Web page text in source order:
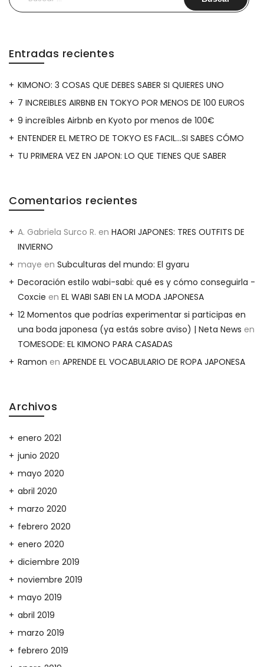
Entradas recientes
KIMONO: 3 COSAS QUE DEBES SABER SI QUIERES UNO
7 INCREIBLES AIRBNB EN TOKYO POR MENOS DE 100 EUROS
9 increíbles Airbnb en Kyoto por menos de 100€
ENTENDER EL METRO DE TOKYO ES FACIL…SI SABES CÓMO
TU PRIMERA VEZ EN JAPON: LO QUE TIENES QUE SABER
Comentarios recientes
A. Gabriela Surco R. en HAORI JAPONES: TRES OUTFITS DE
INVIERNO
maye en Subculturas del mundo: El gyaru
Decoración estilo wabi-sabi: qué es y cómo conseguirla -
Coxcie en EL WABI SABI EN LA MODA JAPONESA
12 Momentos que podrías experimentar si participas en
una boda japonesa (ya estás sobre aviso) | Neta News en
TOMESODE: EL KIMONO PARA CASADAS
Ramon en APRENDE EL VOCABULARIO DE ROPA JAPONESA
Archivos
enero 2021
junio 2020
mayo 2020
abril 2020
marzo 2020
febrero 2020
enero 2020
diciembre 2019
noviembre 2019
mayo 2019
abril 2019
marzo 2019
febrero 2019